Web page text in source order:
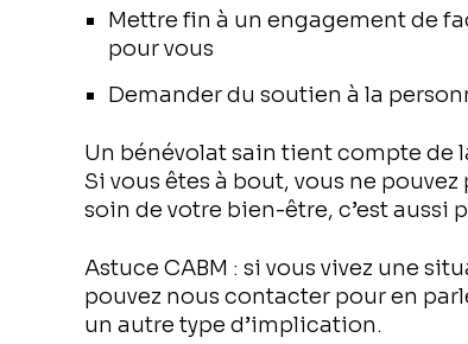
Mettre fin à un engagement de
pour vous
Demander du soutien à la
Un bénévolat sain tient compte de
Si vous êtes à bout, vous ne
soin de votre bien-être, c’est aussi
Astuce CABM : si vous vivez une
pouvez nous contacter pour en
un autre type d’implication.